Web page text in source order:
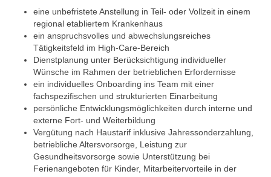
eine unbefristete Anstellung in Teil- oder Vollzeit in einem
regional etabliertem Krankenhaus
ein anspruchsvolles und abwechslungsreiches
Tätigkeitsfeld im High-Care-Bereich
Dienstplanung unter Berücksichtigung individueller
Wünsche im Rahmen der betrieblichen Erfordernisse
ein individuelles Onboarding ins Team mit einer
fachspezifischen und strukturierten Einarbeitung
persönliche Entwicklungsmöglichkeiten durch interne und
externe Fort- und Weiterbildung
Vergütung nach Haustarif inklusive Jahressonderzahlung,
betriebliche Altersvorsorge, Leistung zur
Gesundheitsvorsorge sowie Unterstützung bei
Ferienangeboten für Kinder, Mitarbeitervorteile in der